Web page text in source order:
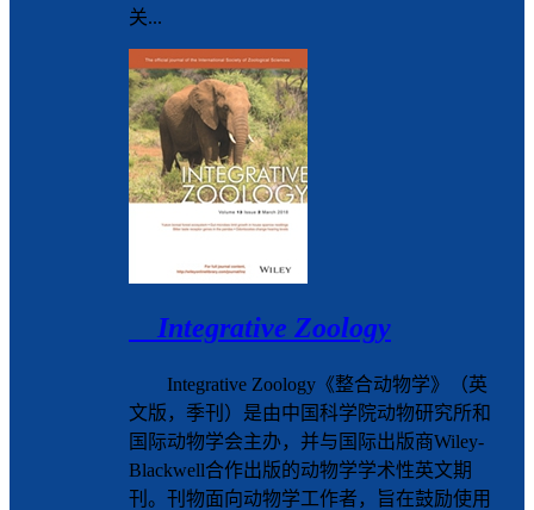
关...
Integrative Zoology
Integrative Zoology《整合动物学》（英
文版，季刊）是由中国科学院动物研究所和
国际动物学会主办，并与国际出版商Wiley-
Blackwell合作出版的动物学学术性英文期
刊。刊物面向动物学工作者，旨在鼓励使用